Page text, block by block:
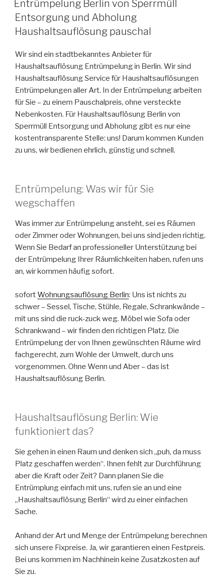
AM
Entrümpelung Berlin von Sperrmüll
Entsorgung und Abholung
Haushaltsauflösung pauschal
Wir sind ein stadtbekanntes Anbieter für
Haushaltsauflösung Entrümpelung in Berlin. Wir sind
Haushaltsauflösung Service für Haushaltsauflösungen
Entrümpelungen aller Art. In der Entrümpelung arbeiten
für Sie – zu einem Pauschalpreis, ohne versteckte
Nebenkosten. Für Haushaltsauflösung Berlin von
Sperrmüll Entsorgung und Abholung gibt es nur eine
kostentransparente Stelle: uns! Darum kommen Kunden
zu uns, wir bedienen ehrlich, günstig und schnell.
Entrümpelung: Was wir für Sie
wegschaffen
Was immer zur Entrümpelung ansteht, sei es Räumen
oder Zimmer oder Wohnungen, bei uns sind jeden richtig.
Wenn Sie Bedarf an professioneller Unterstützung bei
der Entrümpelung Ihrer Räumlichkeiten haben, rufen uns
an, wir kommen häufig sofort.
sofortWohnungsauflösung Berlin: Uns ist nichts zu
schwer – Sessel, Tische, Stühle, Regale, Schrankwände –
mit uns sind die ruck-zuck weg. Möbel wie Sofa oder
Schrankwand – wir finden den richtigen Platz. Die
Entrümpelung der von Ihnen gewünschten Räume wird
fachgerecht, zum Wohle der Umwelt, durch uns
vorgenommen. Ohne Wenn und Aber – das ist
Haushaltsauflösung Berlin.
Haushaltsauflösung Berlin: Wie
funktioniert das?
Sie gehen in einen Raum und denken sich „puh, da muss
Platz geschaffen werden“. Ihnen fehlt zur Durchführung
aber die Kraft oder Zeit? Dann planen Sie die
Entrümplung einfach mit uns, rufen sie an und eine
„Haushaltsauflösung Berlin“ wird zu einer einfachen
Sache.
Anhand der Art und Menge der Entrümpelung berechnen
sich unsere Fixpreise. Ja, wir garantieren einen Festpreis.
Bei uns kommen im Nachhinein keine Zusatzkosten auf
Sie zu.